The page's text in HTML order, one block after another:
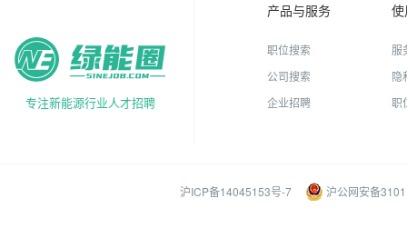
专注新能源行业人才招聘
产品与服务
职位搜索
公司搜索
企业招聘
服
隐
职
沪ICP备14045153号-7 沪公网安备